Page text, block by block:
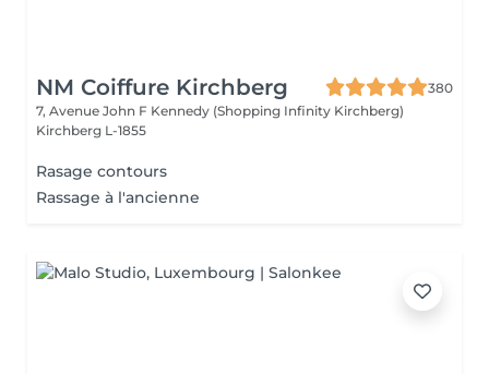
NM Coiffure Kirchberg
380
7, Avenue John F Kennedy (Shopping Infinity Kirchberg)
Kirchberg L-1855
Rasage contours
Rassage à l'ancienne